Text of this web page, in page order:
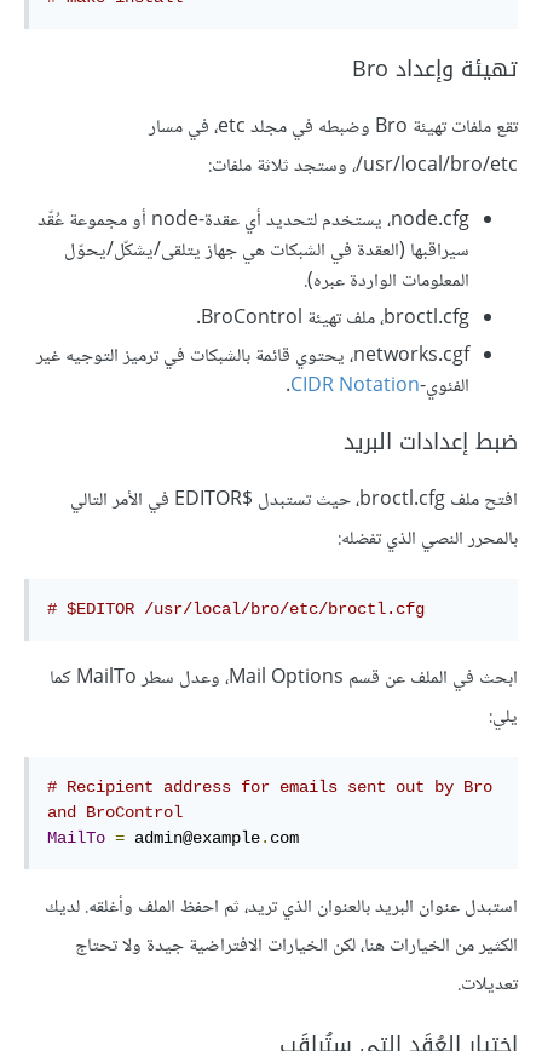
تهيئة وإعداد Bro
تقع ملفات تهيئة Bro وضبطه في مجلد etc، في مسار
usr/local/bro/etc/، وستجد ثلاثة ملفات:
node.cfg، يستخدم لتحديد أي عقدة-node أو مجموعة عُقّد
سيراقبها (العقدة في الشبكات هي جهاز يتلقى/يشكّل/يحوّل
المعلومات الواردة عبره).
broctl.cfg، ملف تهيئة BroControl.
networks.cgf، يحتوي قائمة بالشبكات في ترميز التوجيه غير
الفئوي-CIDR Notation
.
ضبط إعدادات البريد
افتح ملف broctl.cfg، حيث تستبدل $EDITOR في الأمر التالي
بالمحرر النصي الذي تفضله:
# $EDITOR /usr/local/bro/etc/broctl.cfg
ابحث في الملف عن قسم Mail Options، وعدل سطر MailTo كما
يلي:
# Recipient address for emails sent out by
and
BroControl
MailTo = admin@example. com
استبدل عنوان البريد بالعنوان الذي تريد، ثم احفظ الملف وأغلقه. لديك
الكثير من الخيارات هنا، لكن الخيارات الافتراضية جيدة ولا تحتاج
تعديلات.